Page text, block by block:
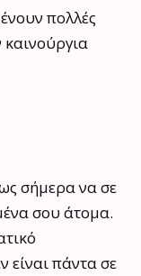
πολλές
σήμερα να σε
σου άτομα.
είναι πάντα σε